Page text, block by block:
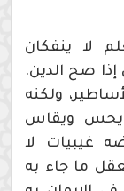
لا ينفكان
صح الدين.
ولكنه
ويقاس
غيبيات لا
ما جاء به